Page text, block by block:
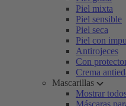
Piel mixta
Piel sensible
Piel seca
Piel con
Antirojeces
Con
Crema
Mascarillas
Mostrar
Máscaras